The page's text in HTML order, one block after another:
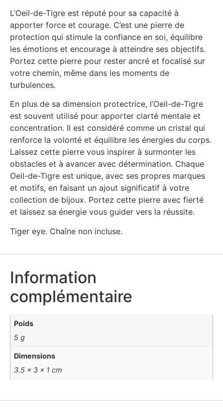
L’Oeil-de-Tigre est réputé pour sa capacité à
apporter force et courage. C’est une pierre de
protection qui stimule la confiance en soi, équilibre
les émotions et encourage à atteindre ses objectifs.
Portez cette pierre pour rester ancré et focalisé sur
votre chemin, même dans les moments de
turbulences.
En plus de sa dimension protectrice, l’Oeil-de-Tigre
est souvent utilisé pour apporter clarté mentale et
concentration. Il est considéré comme un cristal qui
renforce la volonté et équilibre les énergies du corps.
Laissez cette pierre vous inspirer à surmonter les
obstacles et à avancer avec détermination. Chaque
Oeil-de-Tigre est unique, avec ses propres marques
et motifs, en faisant un ajout significatif à votre
collection de bijoux. Portez cette pierre avec fierté
et laissez sa énergie vous guider vers la réussite.
Tiger eye. Chaîne non incluse.
Information
complémentaire
Poids
5 g
Dimensions
3.5 × 3 × 1 cm